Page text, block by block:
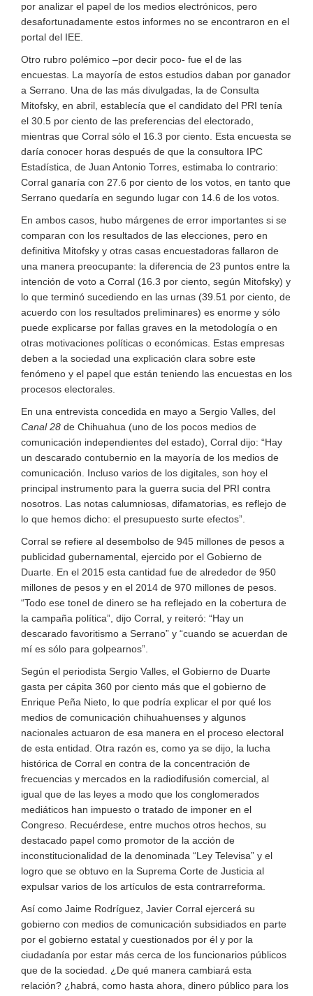
por analizar el papel de los medios electrónicos, pero
desafortunadamente estos informes no se encontraron en el
portal del IEE.
Otro rubro polémico –por decir poco- fue el de las
encuestas. La mayoría de estos estudios daban por ganador
a Serrano. Una de las más divulgadas, la de Consulta
Mitofsky, en abril, establecía que el candidato del PRI tenía
el 30.5 por ciento de las preferencias del electorado,
mientras que Corral sólo el 16.3 por ciento. Esta encuesta se
daría conocer horas después de que la consultora IPC
Estadística, de Juan Antonio Torres, estimaba lo contrario:
Corral ganaría con 27.6 por ciento de los votos, en tanto que
Serrano quedaría en segundo lugar con 14.6 de los votos.
En ambos casos, hubo márgenes de error importantes si se
comparan con los resultados de las elecciones, pero en
definitiva Mitofsky y otras casas encuestadoras fallaron de
una manera preocupante: la diferencia de 23 puntos entre la
intención de voto a Corral (16.3 por ciento, según Mitofsky) y
lo que terminó sucediendo en las urnas (39.51 por ciento, de
acuerdo con los resultados preliminares) es enorme y sólo
puede explicarse por fallas graves en la metodología o en
otras motivaciones políticas o económicas. Estas empresas
deben a la sociedad una explicación clara sobre este
fenómeno y el papel que están teniendo las encuestas en los
procesos electorales.
En una entrevista concedida en mayo a Sergio Valles, del
Canal 28 de Chihuahua (uno de los pocos medios de
comunicación independientes del estado), Corral dijo: “Hay
un descarado contubernio en la mayoría de los medios de
comunicación. Incluso varios de los digitales, son hoy el
principal instrumento para la guerra sucia del PRI contra
nosotros. Las notas calumniosas, difamatorias, es reflejo de
lo que hemos dicho: el presupuesto surte efectos”.
Corral se refiere al desembolso de 945 millones de pesos a
publicidad gubernamental, ejercido por el Gobierno de
Duarte. En el 2015 esta cantidad fue de alrededor de 950
millones de pesos y en el 2014 de 970 millones de pesos.
“Todo ese tonel de dinero se ha reflejado en la cobertura de
la campaña política”, dijo Corral, y reiteró: “Hay un
descarado favoritismo a Serrano” y “cuando se acuerdan de
mí es sólo para golpearnos”.
Según el periodista Sergio Valles, el Gobierno de Duarte
gasta per cápita 360 por ciento más que el gobierno de
Enrique Peña Nieto, lo que podría explicar el por qué los
medios de comunicación chihuahuenses y algunos
nacionales actuaron de esa manera en el proceso electoral
de esta entidad. Otra razón es, como ya se dijo, la lucha
histórica de Corral en contra de la concentración de
frecuencias y mercados en la radiodifusión comercial, al
igual que de las leyes a modo que los conglomerados
mediáticos han impuesto o tratado de imponer en el
Congreso. Recuérdese, entre muchos otros hechos, su
destacado papel como promotor de la acción de
inconstitucionalidad de la denominada “Ley Televisa” y el
logro que se obtuvo en la Suprema Corte de Justicia al
expulsar varios de los artículos de esta contrarreforma.
Así como Jaime Rodríguez, Javier Corral ejercerá su
gobierno con medios de comunicación subsidiados en parte
por el gobierno estatal y cuestionados por él y por la
ciudadanía por estar más cerca de los funcionarios públicos
que de la sociedad. ¿De qué manera cambiará esta
relación? ¿habrá, como hasta ahora, dinero público para los